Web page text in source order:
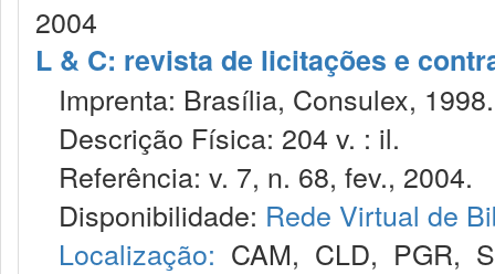
2004
L & C: revista de licitações e
Imprenta: Brasília, Consulex, 1998.
Descrição Física: 204 v. : il.
Referência: v. 7, n. 68, fev., 2004.
Disponibilidade: Rede Virtual de
Localização: CAM, CLD, PGR,